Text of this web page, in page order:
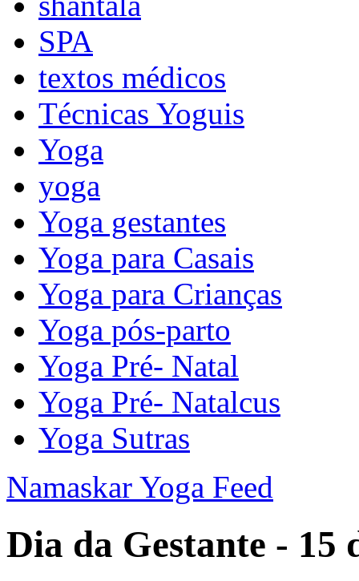
SPA
textos médicos
Técnicas Yoguis
Yoga
yoga
Yoga gestantes
Yoga para Casais
Yoga para Crianças
Yoga pós-parto
Yoga Pré- Natal
Yoga Pré- Natalcus
Yoga Sutras
Namaskar Yoga Feed
Dia da Gestante - 15